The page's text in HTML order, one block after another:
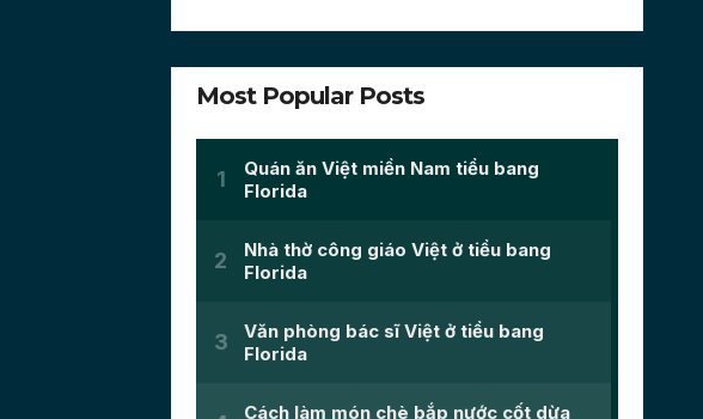
Most Popular Posts